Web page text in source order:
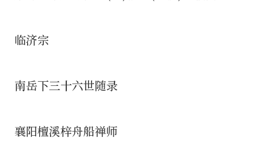
临济宗
南岳下三十六世随录
襄阳檀溪梓舟船禅师